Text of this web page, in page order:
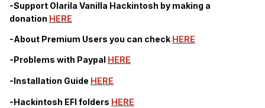
-Support Olarila Vanilla Hackintosh by making a
donation HERE
-About Premium Users you can check HERE
-Problems with Paypal HERE
-Installation Guide HERE
-Hackintosh EFI folders HERE